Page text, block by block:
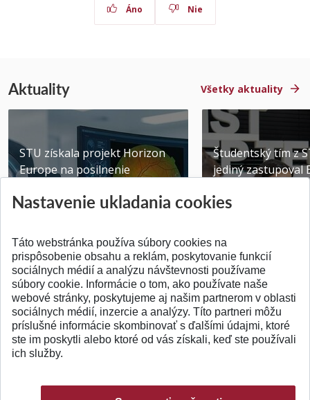
Áno Nie
Aktuality Všetky aktuality
STU získala projekt Horizon
Europe na posilnenie
Publikované 31.07.2026
Študentský tím z
jediný zastupoval
Publikované
SPÄŤ NA VRCH
Nastavenie ukladania cookies
Táto webstránka používa súbory cookies na
prispôsobenie obsahu a reklám, poskytovanie funkcií
sociálnych médií a analýzu návštevnosti používame
súbory cookie. Informácie o tom, ako používate naše
webové stránky, poskytujeme aj našim partnerom v oblasti
sociálnych médií, inzercie a analýzy. Títo partneri môžu
príslušné informácie skombinovať s ďalšími údajmi, ktoré
ste im poskytli alebo ktoré od vás získali, keď ste používali
ich služby.